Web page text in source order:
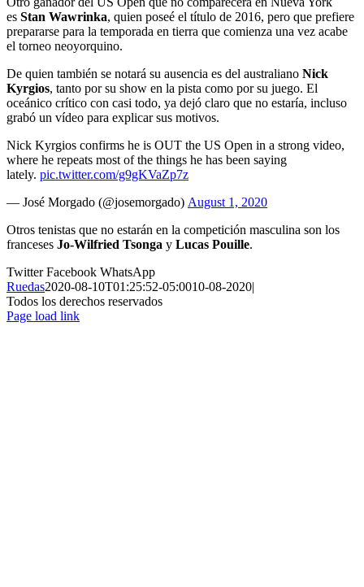
es Stan Wawrinka, quien poseé el título de 2016, pero que prefiere
prepararse para la temporada en tierra que comienza una vez acabe
el torneo neoyorquino.
De quien también se notará su ausencia es del australiano Nick
Kyrgios, tanto por su show en la pista como por su juego. El
oceánico crítico con casi todo, ya dejó claro que no estaría, incluso
grabó un vídeo para explicar sus motivos.
Nick Kyrgios confirms he is OUT the US Open in a strong video,
where he repeats most of the things he has been saying
lately. pic.twitter.com/g9gKVaZp7z
— José Morgado (@josemorgado) August 1, 2020
Otros tenistas que no estarán en la competición masculina son los
franceses Jo-Wilfried Tsonga y Lucas Pouille.
TwitterFacebook WhatsApp
Ruedas2020-08-10T01:25:52-05:0010-08-2020|
Todos los derechos reservados
Page load link